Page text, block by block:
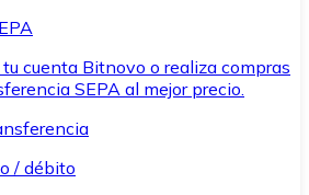
cuenta Bitnovo o realiza compras
SEPA al mejor precio.
/ débito